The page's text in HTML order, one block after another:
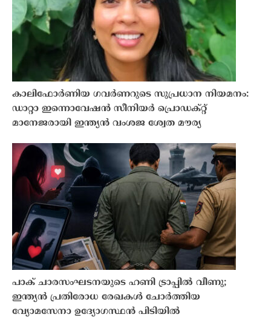
കാലിഫോർണിയ ഗവർണറുടെ സുപ്രധാന നിയമനം:
ഡാറ്റാ ഇന്നൊവേഷൻ സീനിയർ പ്രൊഡക്റ്റ്
മാനേജരായി ഇന്ത്യൻ വംശജ ശ്വേത മൗര്യ
പാക് ചാരസംഘടനയുടെ ഹണി ട്രാപ്പിൽ വീണു;
ഇന്ത്യൻ പ്രതിരോധ രേഖകൾ ചോർത്തിയ
വ്യോമസേനാ ഉദ്യോഗസ്ഥൻ പിടിയിൽ